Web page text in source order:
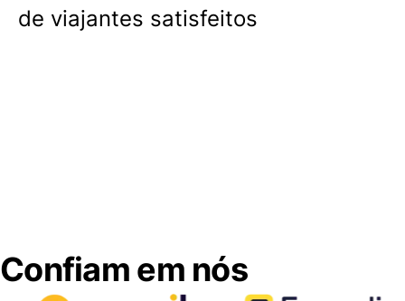
de viajantes satisfeitos
Confiam em nós